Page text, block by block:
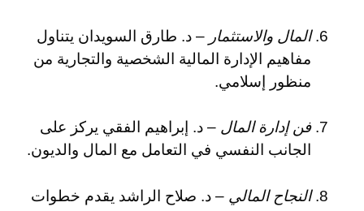
المال والاستثمار – د. طارق السويدان يتناول
مفاهيم الإدارة المالية الشخصية والتجارية من
منظور إسلامي.
فن إدارة المال – د. إبراهيم الفقي يركز على
الجانب النفسي في التعامل مع المال والديون.
النجاح المالي – د. صلاح الراشد يقدم خطوات